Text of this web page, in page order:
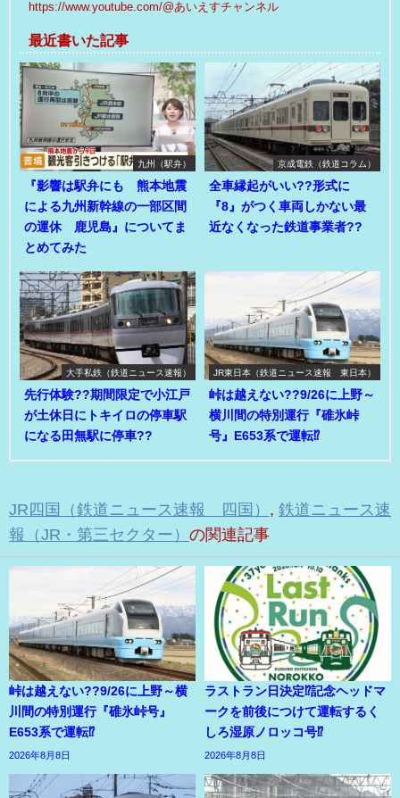
https://www.youtube.com/@あいえすチャンネル
最近書いた記事
九州（駅弁）
『影響は駅弁にも 熊本地震
による九州新幹線の一部区間
の運休 鹿児島』についてま
とめてみた
京成電鉄（鉄道コラム）
全車縁起がいい??形式に
『8』がつく車両しかない最
近なくなった鉄道事業者??
大手私鉄（鉄道ニュース速報）
先行体験??期間限定で小江戸
が土休日にトキイロの停車駅
になる田無駅に停車??
JR東日本（鉄道ニュース速報 東日本）
峠は越えない??9/26に上野～
横川間の特別運行『碓氷峠
号』E653系で運転⁉
JR四国（鉄道ニュース速報 四国） , 鉄道ニュース速
報（JR・第三セクター） の関連記事
峠は越えない??9/26に上野～横
川間の特別運行『碓氷峠号』
E653系で運転⁉
2026年8月8日
ラストラン日決定⁉記念ヘッドマ
ークを前後につけて運転するく
しろ湿原ノロッコ号⁉
2026年8月8日